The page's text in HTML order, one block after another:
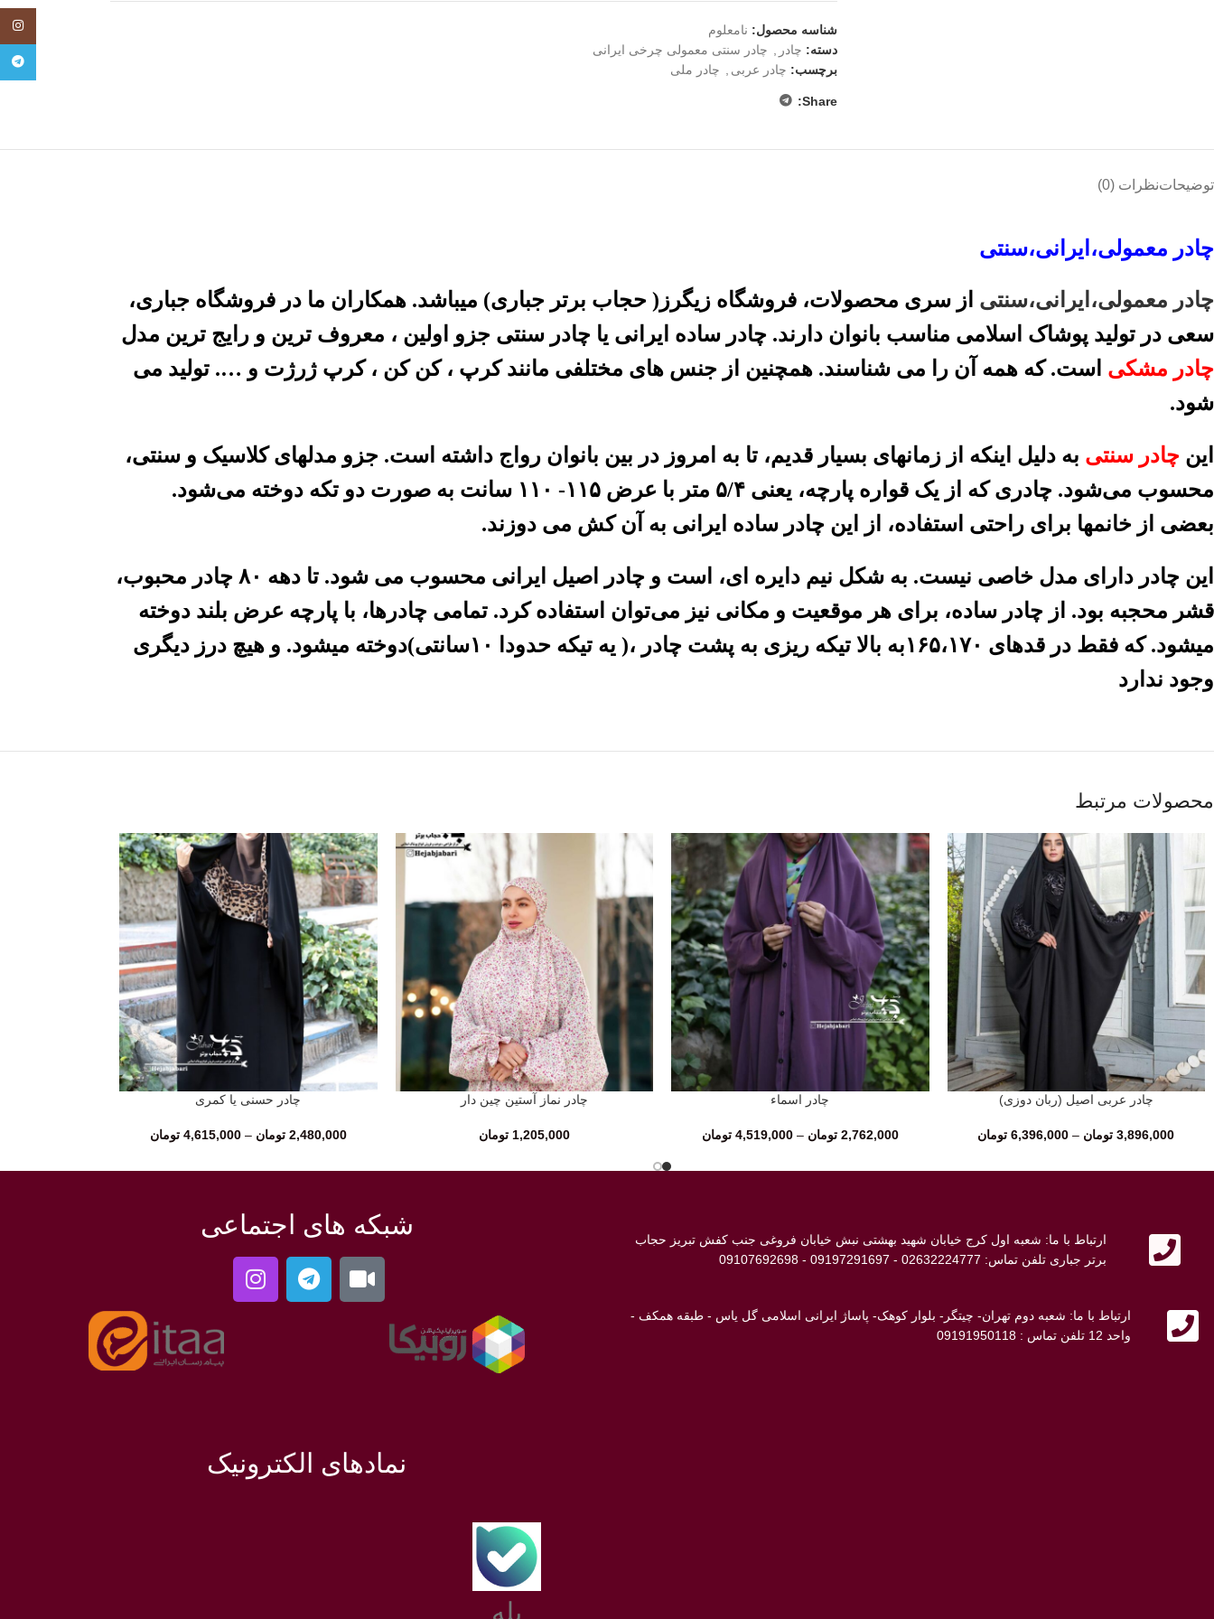
شناسه محصول: نامعلوم
دسته: چادر
چادر سنتی معمولی چرخی ایرانی
برچسب: چادر عربی چادر ملی
Share:
توضیحاتنظرات (0)
چادر معمولی،ایرانی،سنتی
چادر معمولی،ایرانی،سنتی از سری محصولات، فروشگاه زیگرز( حجاب برتر جباری) میباشد. همکاران ما در فروشگاه جباری،
سعی در تولید پوشاک اسلامی مناسب بانوان دارند. چادر ساده ایرانی یا چادر سنتی جزو اولین ، معروف ترین و رایج ترین مدل
چادر مشکی است. که همه آن را می شناسند. همچنین از جنس های مختلفی مانند کرپ ، کن کن ، کرپ ژرژت و …. تولید می
شود.
این چادر سنتی به دلیل اینکه از زمانهای بسیار قدیم، تا به امروز در بین بانوان رواج داشته است. جزو مدلهای کلاسیک و سنتی،
محسوب می‌شود. چادری که از یک قواره پارچه، یعنی ۵/۴ متر با عرض ۱۱۵- ۱۱۰ سانت به صورت دو تکه دوخته می‌شود.
بعضی از خانمها برای راحتی استفاده، از این چادر ساده ایرانی به آن کش می دوزند.
این چادر دارای مدل خاصی نیست. به شکل نیم دایره ای، است و چادر اصیل ایرانی محسوب می شود. تا دهه ۸۰ چادر محبوب،
قشر محجبه بود. از چادر ساده، برای هر موقعیت و مکانی نیز می‌توان استفاده کرد. تمامی چادرها، با پارچه عرض بلند دوخته
میشود. که فقط در قدهای ۱۶۵،۱۷۰به بالا تیکه ریزی به پشت چادر ،( یه تیکه حدودا ۱۰سانتی)دوخته میشود. و هیچ درز دیگری
وجود ندارد
محصولات مرتبط
انتخاب گزینه‌هاچادر عربی اصیل (ربان دوزی)
3,896,000 تومان –
6,396,000 تومان
چادر اسماء
2,762,000 تومان –
4,519,000 تومان
انتخاب گزینه‌هاچادر نماز آستین چین دار
1,205,000 تومان
چادر حسنی یا کمری
2,480,000 تومان –
4,615,000 تومان
ارتباط با ما: شعبه اول کرج خیابان شهید بهشتی نبش خیابان فروغی جنب کفش تبریز حجاب
برتر جباری تلفن تماس: 02632224777 - 09197291697 - 09107692698
ارتباط با ما: شعبه دوم تهران- چیتگر- بلوار کوهک- پاساژ ایرانی اسلامی گل یاس - طبقه همکف -
واحد 12 تلفن تماس : 09191950118
شبکه های اجتماعی
نمادهای الکترونیک
بله